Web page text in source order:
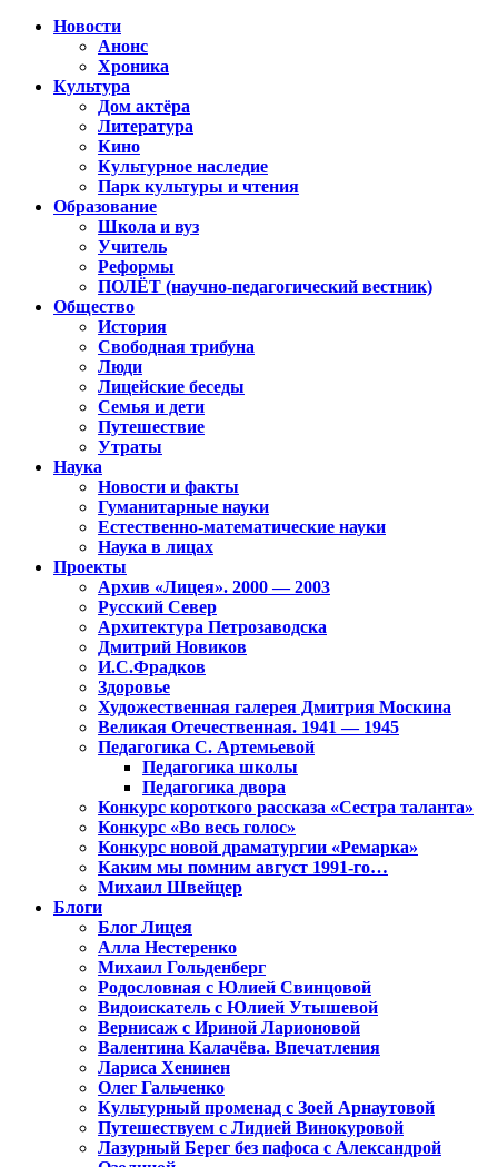
Новости
Анонс
Хроника
Культура
Дом актёра
Литература
Кино
Культурное наследие
Парк культуры и чтения
Образование
Школа и вуз
Учитель
Реформы
ПОЛЁТ (научно-педагогический вестник)
Общество
История
Свободная трибуна
Люди
Лицейские беседы
Семья и дети
Путешествие
Утраты
Наука
Новости и факты
Гуманитарные науки
Естественно-математические науки
Наука в лицах
Проекты
Архив «Лицея». 2000 — 2003
Русский Север
Архитектура Петрозаводска
Дмитрий Новиков
И.С.Фрадков
Здоровье
Художественная галерея Дмитрия Москина
Великая Отечественная. 1941 — 1945
Педагогика С. Артемьевой
Педагогика школы
Педагогика двора
Конкурс короткого рассказа «Сестра таланта»
Конкурс «Во весь голос»
Конкурс новой драматургии «Ремарка»
Каким мы помним август 1991-го…
Михаил Швейцер
Блоги
Блог Лицея
Алла Нестеренко
Михаил Гольденберг
Родословная с Юлией Свинцовой
Видоискатель с Юлией Утышевой
Вернисаж с Ириной Ларионовой
Валентина Калачёва. Впечатления
Лариса Хенинен
Олег Гальченко
Культурный променад с Зоей Арнаутовой
Путешествуем с Лидией Винокуровой
Лазурный Берег без пафоса с Александрой